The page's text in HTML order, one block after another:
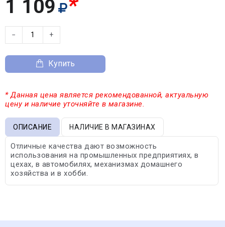
1 109
− +
Купить
* Данная цена является рекомендованной, актуальную
цену и наличие уточняйте в магазине.
ОПИСАНИЕ НАЛИЧИЕ В МАГАЗИНАХ
Отличные качества дают возможность
использования на промышленных предприятиях, в
цехах, в автомобилях, механизмах домашнего
хозяйства и в хобби.